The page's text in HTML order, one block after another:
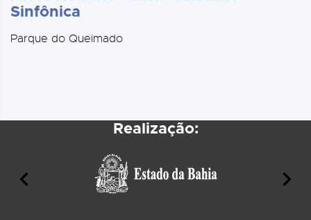
Sinfônica
Parque do Queimado
Realização: